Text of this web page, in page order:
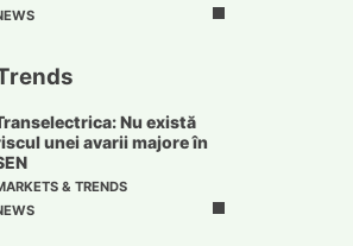
Nu există
unei avarii majore în
& TRENDS